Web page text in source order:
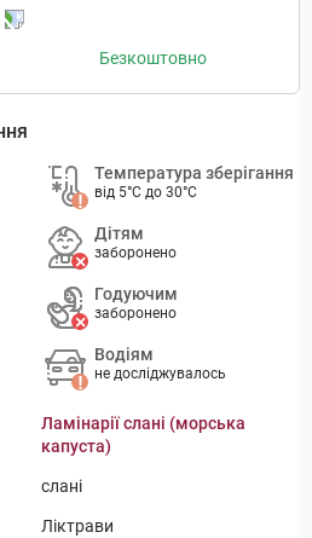
Безкоштовно
Температура зберігання
від 5°C до 30°C
Дітям
заборонено
Годуючим
заборонено
Водіям
не досліджувалось
Ламінарії слані (морська
капуста)
слані
Ліктрави